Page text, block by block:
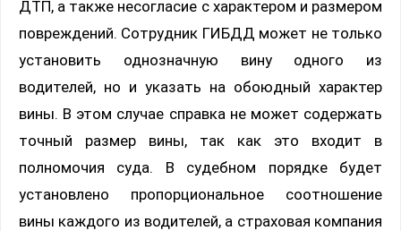
ДТП, а также несогласие с характером и размером
повреждений. Сотрудник ГИБДД может не только
установить однозначную вину одного из
водителей, но и указать на обоюдный характер
вины. В этом случае справка не может содержать
точный размер вины, так как это входит в
полномочия суда. В судебном порядке будет
установлено пропорциональное соотношение
вины каждого из водителей, а страховая компания